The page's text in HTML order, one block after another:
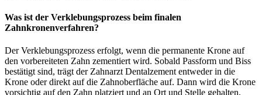
Was ist der Verklebungsprozess beim finalen
Zahnkronenverfahren?
Der Verklebungsprozess erfolgt, wenn die permanente Krone auf
den vorbereiteten Zahn zementiert wird. Sobald Passform und Biss
bestätigt sind, trägt der Zahnarzt Dentalzement entweder in die
Krone oder direkt auf die Zahnoberfläche auf. Dann wird die Krone
vorsichtig auf den Zahn platziert und an Ort und Stelle gehalten,